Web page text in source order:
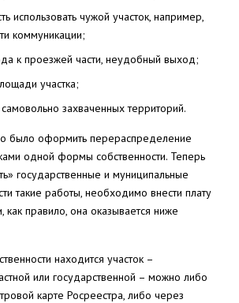
использовать чужой участок, например,
коммуникации;
к проезжей части, неудобный выход;
участка;
захваченных территорий.
было оформить перераспределение
одной формы собственности. Теперь
государственные и муниципальные
такие работы, необходимо внести плату
правило, она оказывается ниже
находится участок –
или государственной – можно либо
карте Росреестра, либо через